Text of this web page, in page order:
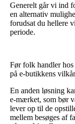
Generelt går vi ind
en alternativ
forudsat du hellere
periode.
Før folk handler
på e-butikkens
En anden løsning
e-mærket, som bør
lever op til de
mellem besøges af